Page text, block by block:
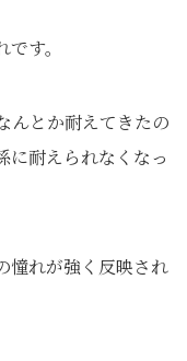
す。
んとか耐えてきたの
に耐えられなくなっ
憧れが強く反映され